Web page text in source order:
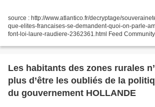
source : http://www.atlantico.fr/decryptage/
que-elites-francaises-se-demandent-quoi-on-parle-
font-loi-laure-raudiere-2362361.html Feed Community
Les habitants des zones rurales
plus d’être les oubliés de la
du gouvernement HOLLANDE